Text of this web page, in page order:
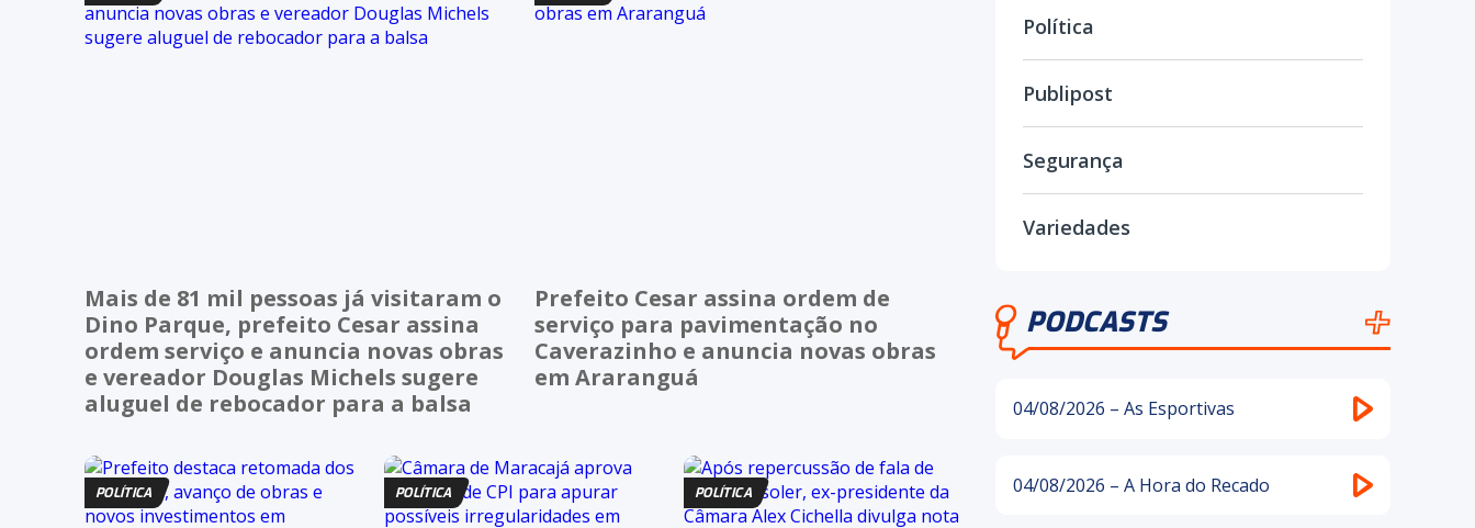
Mais de 81 mil pessoas já visitaram o
Dino Parque, prefeito Cesar assina
ordem serviço e anuncia novas obras
e vereador Douglas Michels sugere
aluguel de rebocador para a balsa
Prefeito Cesar assina ordem de
serviço para pavimentação no
Caverazinho e anuncia novas obras
em Araranguá
POLÍTICA POLÍTICA POLÍTICA
Política
Publipost
Segurança
Variedades
PODCASTS
04/08/2026 – As Esportivas
04/08/2026 – A Hora do Recado